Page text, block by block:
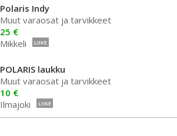
Polaris Indy
Muut varaosat ja tarvikkeet
25 €
Mikkeli
LIIKE
POLARIS laukku
Muut varaosat ja tarvikkeet
10 €
Ilmajoki
LIIKE